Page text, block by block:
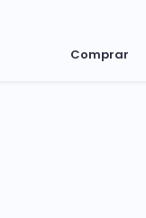
Comprar